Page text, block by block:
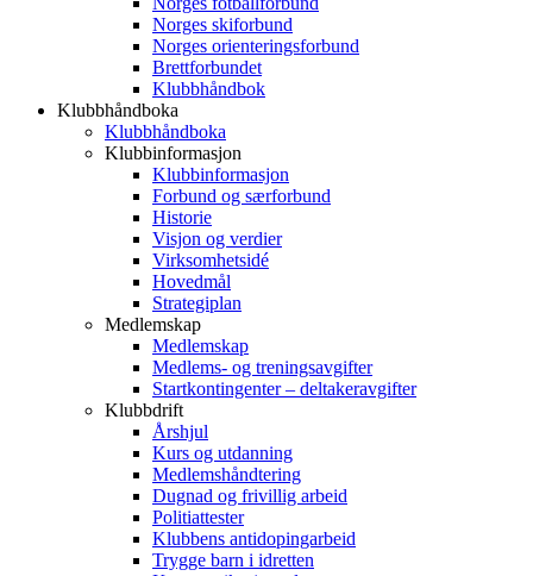
Norges skiforbund
Norges orienteringsforbund
Brettforbundet
Klubbhåndbok
Klubbhåndboka
Klubbhåndboka
Klubbinformasjon
Klubbinformasjon
Forbund og særforbund
Historie
Visjon og verdier
Virksomhetsidé
Hovedmål
Strategiplan
Medlemskap
Medlemskap
Medlems- og treningsavgifter
Startkontingenter – deltakeravgifter
Klubbdrift
Årshjul
Kurs og utdanning
Medlemshåndtering
Dugnad og frivillig arbeid
Politiattester
Klubbens antidopingarbeid
Trygge barn i idretten